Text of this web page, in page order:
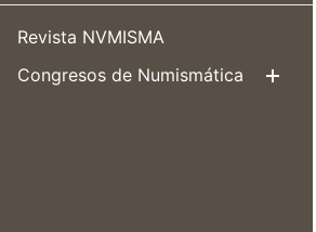
Revista NVMISMA
Congresos de Numismática